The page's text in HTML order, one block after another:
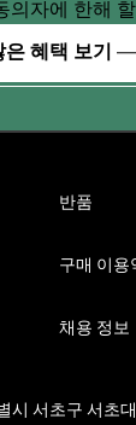
의자에 한해
은 혜택 보기
반품
구매 이용
채용 정보
시 서초구 서초